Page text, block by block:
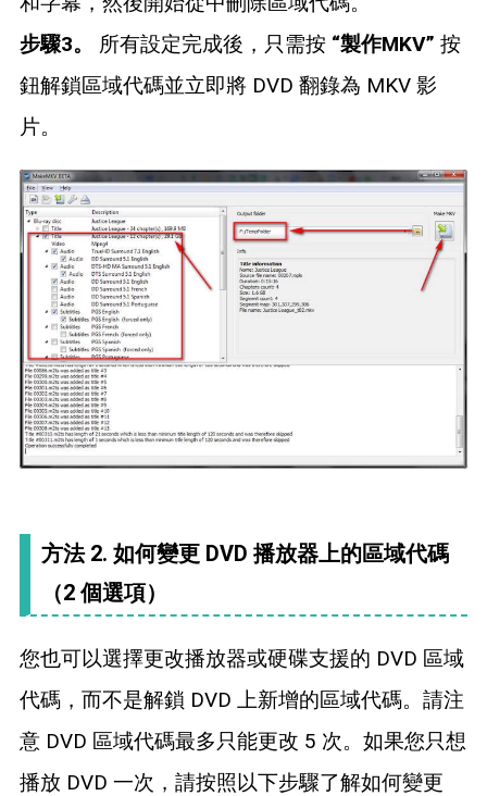
步驟3。
所有設定完成後，只需按 “製作MKV” 按
鈕解鎖區域代碼並立即將 DVD 翻錄為 MKV 影
片。
方法 2. 如何變更 DVD 播放器上的區域代碼
（2 個選項）
您也可以選擇更改播放器或硬碟支援的 DVD 區域
代碼，而不是解鎖 DVD 上新增的區域代碼。請注
意 DVD 區域代碼最多只能更改 5 次。如果您只想
播放 DVD 一次，請按照以下步驟了解如何變更